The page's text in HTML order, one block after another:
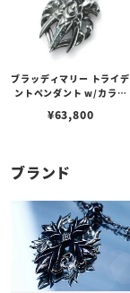
ブラッディマリー トライデ
ントペンダント w/カラー
¥63,800
ブランド